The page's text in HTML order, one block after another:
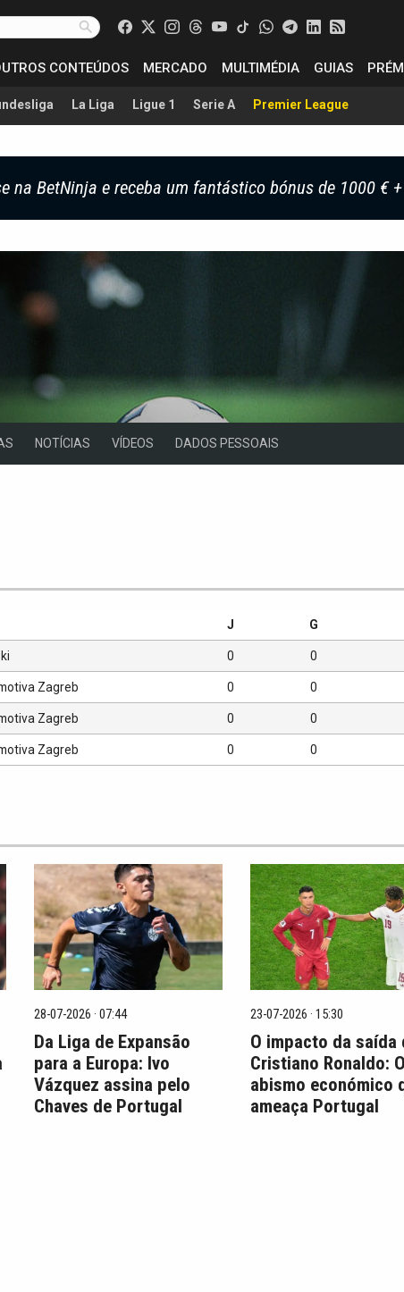
CONTEÚDOS MERCADO MULTIMÉDIA GUIAS
La Liga Ligue 1 Serie A Premier League
na BetNinja e receba um fantástico bónus de 1000 €
NOTÍCIAS VÍDEOS DADOS PESSOAIS
J G
0 0
Zagreb 0 0
Zagreb 0 0
Zagreb 0 0
28-07-2026 · 07:44
Da Liga de Expansão
para a Europa: Ivo
Vázquez assina pelo
Chaves de Portugal
23-07-2026 · 15:30
O impacto da saída
Cristiano Ronaldo: O
abismo económico
ameaça Portugal